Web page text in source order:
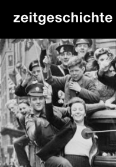
Direkt zum Inhalt